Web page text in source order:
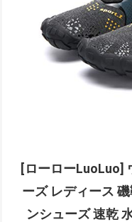
[ローローLuoLuo]
ーズ レディース
ンシューズ 速乾